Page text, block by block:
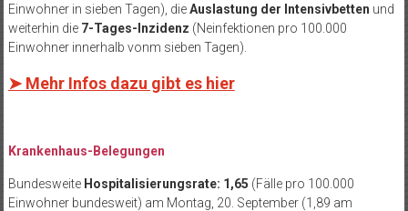
Einwohner in sieben Tagen), dieAuslastung der Intensivbetten und
weiterhin die 7-Tages-Inzidenz (Neinfektionen pro 100.000
Einwohner innerhalb vonm sieben Tagen).
➤ Mehr Infos dazu gibt es hier
Krankenhaus-Belegungen
Bundesweite Hospitalisierungsrate: 1,65 (Fälle pro 100.000
Einwohner bundesweit) am Montag, 20. September (1,89 am